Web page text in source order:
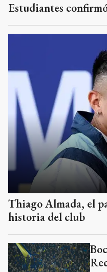
Estudiantes
Thiago Almada, el
historia del club